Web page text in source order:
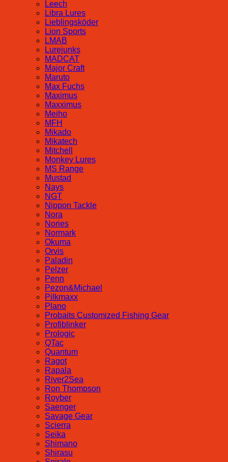
Leech
Libra Lures
Lieblingsköder
Lion Sports
LMAB
Lurejunks
MADCAT
Major Craft
Maruto
Max Fuchs
Maximus
Maxximus
Meiho
MFH
Mikado
Mikatech
Mitchell
Monkey Lures
MS Range
Mustad
Nays
NGT
Nippon Tackle
Nora
Nories
Normark
Okuma
Orvis
Paladin
Pelzer
Penn
Pezon&Michael
Pilkmaxx
Plano
Probaits Customized Fishing Gear
Profiblinker
Prologic
QTac
Quantum
Ragot
Rapala
River2Sea
Ron Thompson
Royber
Saenger
Savage Gear
Scierra
Seika
Shimano
Shirasu